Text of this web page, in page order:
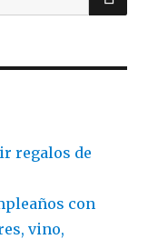
regalos de
con
vino,